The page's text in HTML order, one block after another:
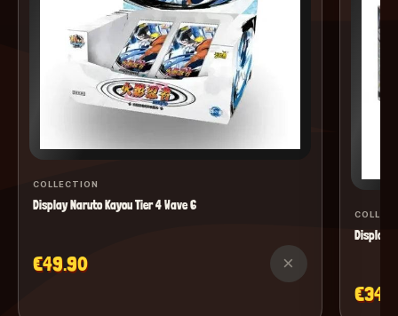
COLLECTION
Display Naruto Kayou Tier 4 Wave 6
€49.90 ×
Display